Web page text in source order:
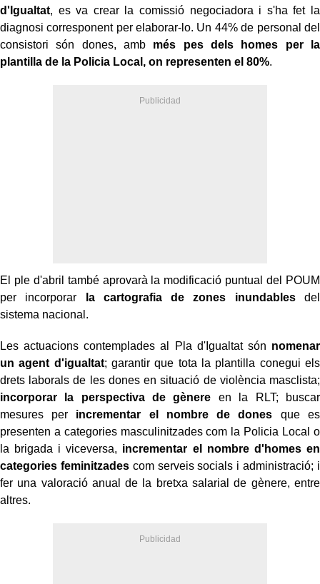
d'Igualtat, es va crear la comissió negociadora i s'ha fet la
diagnosi corresponent per elaborar-lo. Un 44% de personal del
consistori són dones, amb més pes dels homes per la
plantilla de la Policia Local, on representen el 80%.
El ple d'abril també aprovarà la modificació puntual del POUM
per incorporar
la cartografia de zones inundablesdel
sistema nacional.
Les actuacions contemplades al Pla d'Igualtat són nomenar
un agent d'igualtat; garantir que tota la plantilla conegui els
drets laborals de les dones en situació de violència masclista;
incorporar la perspectiva de gènere en la RLT; buscar
mesures per incrementar el nombre de dones que es
presenten a categories masculinitzades com la Policia Local o
la brigada i viceversa, incrementar el nombre d'homes en
categories feminitzadescom serveis socials i administració; i
fer una valoració anual de la bretxa salarial de gènere, entre
altres.